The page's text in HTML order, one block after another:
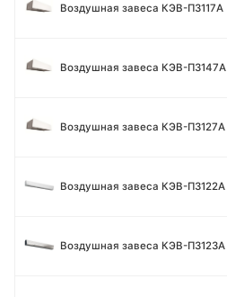
Воздушная завеса КЭВ-П3117A
Воздушная завеса КЭВ-П3147A
Воздушная завеса КЭВ-П3127A
Воздушная завеса КЭВ-П3122A
Воздушная завеса КЭВ-П3123A